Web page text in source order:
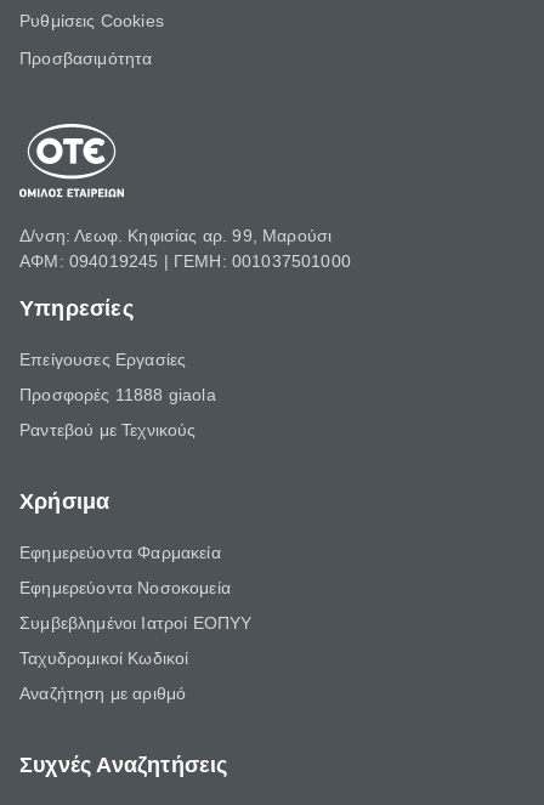
Ρυθμίσεις Cookies
Προσβασιμότητα
Δ/νση: Λεωφ. Κηφισίας αρ. 99, Μαρούσι
ΑΦΜ: 094019245 | ΓΕΜΗ: 001037501000
Υπηρεσίες
Επείγουσες Εργασίες
Προσφορές 11888 giaola
Ραντεβού με Τεχνικούς
Χρήσιμα
Εφημερεύοντα Φαρμακεία
Εφημερεύοντα Νοσοκομεία
Συμβεβλημένοι Ιατροί ΕΟΠΥΥ
Ταχυδρομικοί Κωδικοί
Αναζήτηση με αριθμό
Συχνές Αναζητήσεις